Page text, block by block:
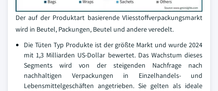
Der auf der Produktart basierende Vliesstoffverpackungsmarkt
wird in Beutel, Packungen, Beutel und andere veredelt.
Die Tüten Typ Produkte ist der größte Markt und wurde 2024
mit 1,3 Milliarden US-Dollar bewertet. Das Wachstum dieses
Segments wird von der steigenden Nachfrage nach
nachhaltigen Verpackungen in Einzelhandels- und
Lebensmittelgeschäften angetrieben. Sie gelten als ideale